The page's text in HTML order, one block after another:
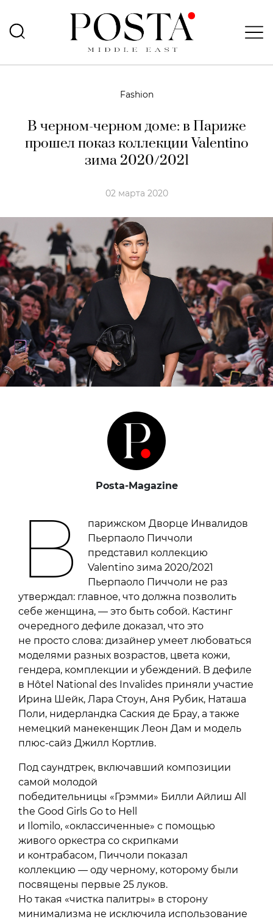
Fashion
В черном-черном доме: в Париже
прошел показ коллекции Valentino
зима 2020/2021
02 марта 2020
Posta-Magazine
В
парижском Дворце Инвалидов
Пьерпаоло Пиччоли
представил коллекцию
Valentino зима 2020/2021
Пьерпаоло Пиччоли не раз
утверждал: главное, что должна позволить
себе женщина, — это быть собой. Кастинг
очередного дефиле доказал, что это
не просто слова: дизайнер умеет любоваться
моделями разных возрастов, цвета кожи,
гендера, комплекции и убеждений. В дефиле
в Hôtel National des Invalides приняли участие
Ирина Шейк, Лара Стоун, Аня Рубик, Наташа
Поли, нидерландка Саския де Брау, а также
немецкий манекенщик Леон Дам и модель
плюс-сайз Джилл Кортлив.
Под саундтрек, включавший композиции
самой молодой
победительницы «Грэмми» Билли Айлиш All
the Good Girls Go to Hell
и Ilomilo, «оклассиченные» с помощью
живого оркестра со скрипками
и контрабасом, Пиччоли показал
коллекцию — оду черному, которому были
посвящены первые 25 луков.
Но такая «чистка палитры» в сторону
минимализма не исключила использование